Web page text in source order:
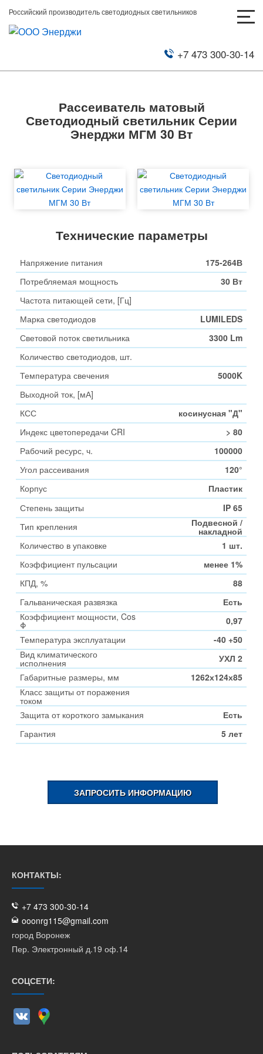
Российский производитель светодиодных светильников
+7 473 300-30-14
Рассеиватель матовый
Светодиодный светильник Серии
Энерджи МГМ 30 Вт
Технические параметры
Напряжение питания
175-264В
Потребляемая мощность
30 Вт
Частота питающей сети, [Гц]
Марка светодиодов
LUMILEDS
Световой поток светильника
3300 Lm
Количество светодиодов, шт.
Температура свечения
5000K
Выходной ток, [мА]
КСС
косинусная "Д"
Индекс цветопередачи CRI
> 80
Рабочий ресурс, ч.
100000
Угол рассеивания
120°
Корпус
Пластик
Степень защиты
IP 65
Тип крепления
Подвесной /
накладной
Количество в упаковке
1 шт.
Коэффициент пульсации
менее 1%
КПД, %
88
Гальваническая развязка
Есть
Коэффициент мощности, Cos
Φ
0,97
Температура эксплуатации
-40 +50
Вид климатического
исполнения
УХЛ 2
Габаритные размеры, мм
1262х124х85
Класс защиты от поражения
током
Защита от короткого замыкания
Есть
Гарантия
5 лет
ЗАПРОСИТЬ ИНФОРМАЦИЮ
КОНТАКТЫ:
+7 473 300-30-14
ooonrg115@gmail.com
город Воронеж
Пер. Электронный д.19 оф.14
СОЦСЕТИ: